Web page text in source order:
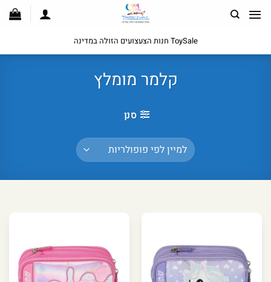
לתוכן
ToySale חנות הצעצועים הזולה במדינה
קלמר מומלץ
סנן